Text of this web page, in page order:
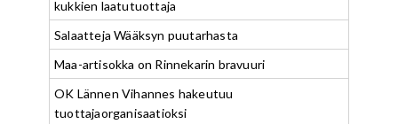
kukkien laatutuottaja
Salaatteja Wääksyn puutarhasta
Maa-artisokka on Rinnekarin bravuuri
OK Lännen Vihannes hakeutuu
tuottajaorganisaatioksi